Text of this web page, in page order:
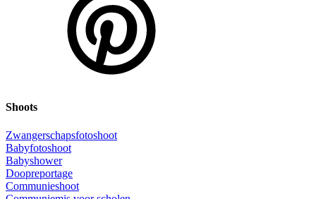
Shoots
Zwangerschapsfotoshoot
Babyfotoshoot
Babyshower
Doopreportage
Communieshoot